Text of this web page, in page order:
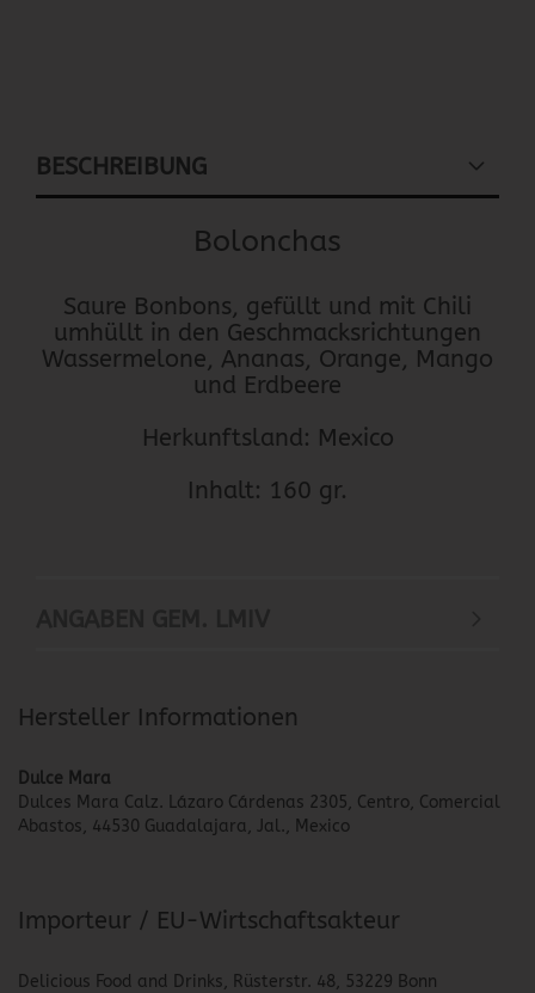
BESCHREIBUNG
Bolonchas
Saure Bonbons, gefüllt und mit Chili
umhüllt in den Geschmacksrichtungen
Wassermelone, Ananas, Orange, Mango
und Erdbeere
Herkunftsland: Mexico
Inhalt: 160 gr.
Hersteller Informationen
Dulce Mara
Dulces Mara Calz. Lázaro Cárdenas 2305, Centro, Comercial
Abastos, 44530 Guadalajara, Jal., Mexico
Importeur / EU-Wirtschaftsakteur
Delicious Food and Drinks, Rüsterstr. 48, 53229 Bonn